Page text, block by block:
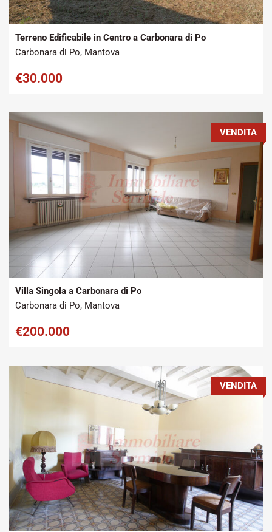
Vendita
440 m2
Terreno Edificabile in Centro a Carbonara di Po
Carbonara di Po, Mantova
€30.000
Tipo contratto:
Vendita
Metratura Commerciale:
350 m2
VENDITA
Villa Singola a Carbonara di Po
Carbonara di Po, Mantova
€200.000
Tipo contratto:
Vendita
Metratura Commerciale:
250 m2
VENDITA